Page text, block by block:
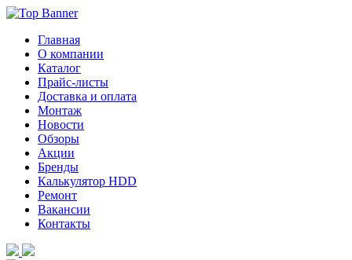
Главная
О компании
Каталог
Прайс-листы
Доставка и оплата
Монтаж
Новости
Обзоры
Акции
Бренды
Калькулятор HDD
Ремонт
Вакансии
Контакты